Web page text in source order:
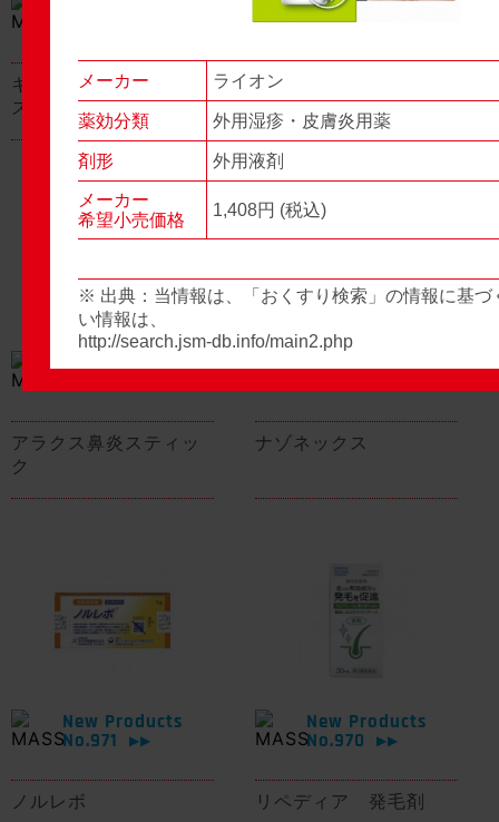
キャベジンコーワαプラ
ス顆粒
New Products
No.976
グロンサン用刃棒
アラクス鼻炎スティッ
ク
ナゾネックス
New Products
No.971
▶▶
ノルレボ
New Products
No.970
▶▶
リペディア 発毛剤
メーカー ライオン
薬効分類 外用湿疹・皮膚炎用薬
剤形 外用液剤
メーカー
希望小売価格
1,408円 (税込)
※ 出典：当情報は、「おくすり検索」の情報に基づ
い情報は、
http://search.jsm-db.info/main2.php